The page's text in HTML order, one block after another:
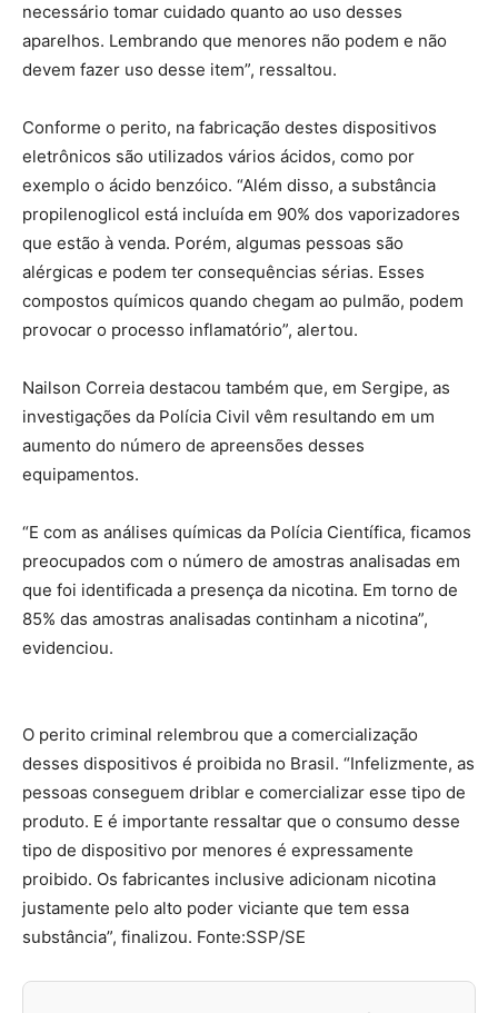
necessário tomar cuidado quanto ao uso desses
aparelhos. Lembrando que menores não podem e não
devem fazer uso desse item”, ressaltou.
Conforme o perito, na fabricação destes dispositivos
eletrônicos são utilizados vários ácidos, como por
exemplo o ácido benzóico. “Além disso, a substância
propilenoglicol está incluída em 90% dos vaporizadores
que estão à venda. Porém, algumas pessoas são
alérgicas e podem ter consequências sérias. Esses
compostos químicos quando chegam ao pulmão, podem
provocar o processo inflamatório”, alertou.
Nailson Correia destacou também que, em Sergipe, as
investigações da Polícia Civil vêm resultando em um
aumento do número de apreensões desses
equipamentos.
“E com as análises químicas da Polícia Científica, ficamos
preocupados com o número de amostras analisadas em
que foi identificada a presença da nicotina. Em torno de
85% das amostras analisadas continham a nicotina”,
evidenciou.
O perito criminal relembrou que a comercialização
desses dispositivos é proibida no Brasil. “Infelizmente, as
pessoas conseguem driblar e comercializar esse tipo de
produto. E é importante ressaltar que o consumo desse
tipo de dispositivo por menores é expressamente
proibido. Os fabricantes inclusive adicionam nicotina
justamente pelo alto poder viciante que tem essa
substância”, finalizou. Fonte:SSP/SE